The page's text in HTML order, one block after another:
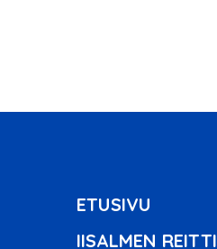
ETUSIVU
IISALMEN REITTI